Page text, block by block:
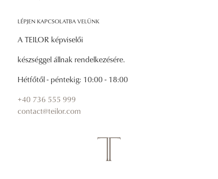
LÉPJEN KAPCSOLATBA VELÜNK
A TEILOR képviselői
készséggel állnak rendelkezésére.
Hétfőtől - péntekig: 10:00 - 18:00
+40 736 555 999
contact@teilor.com